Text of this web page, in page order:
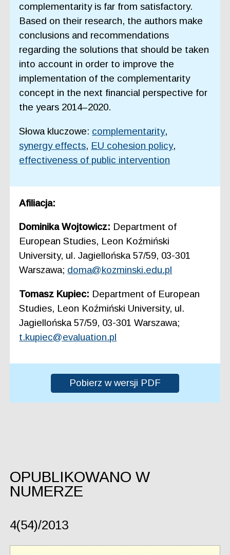
complementarity is far from satisfactory.
Based on their research, the authors make
conclusions and recommendations
regarding the solutions that should be taken
into account in order to improve the
implementation of the complementarity
concept in the next financial perspective for
the years 2014–2020.
Słowa kluczowe: complementarity,
synergy effects, EU cohesion policy,
effectiveness of public intervention
Afiliacja:
Dominika Wojtowicz: Department of
European Studies, Leon Koźmiński
University, ul. Jagiellońska 57/59, 03-301
Warszawa; doma@kozminski.edu.pl
Tomasz Kupiec: Department of European
Studies, Leon Koźmiński University, ul.
Jagiellońska 57/59, 03-301 Warszawa;
t.kupiec@evaluation.pl
Pobierz w wersji PDF
OPUBLIKOWANO W
NUMERZE
4(54)/2013